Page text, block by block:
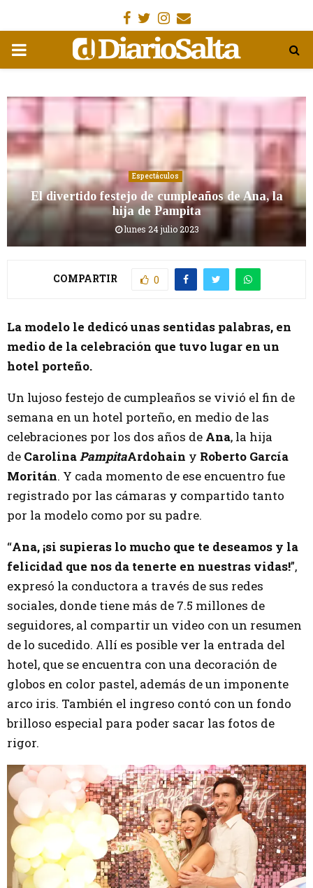
Facebook
Gorjeo
Instagram
Email
MENÚ
Espectáculos
El divertido festejo de cumpleaños de Ana, la
hija de Pampita
lunes 24 julio 2023
COMPARTIR 0
La modelo le dedicó unas sentidas palabras, en
medio de la celebración que tuvo lugar en un
hotel porteño.
Un lujoso festejo de cumpleaños se vivió el fin de
semana en un hotel porteño, en medio de las
celebraciones por los dos años de Ana, la hija
de CarolinaPampitaArdohain y Roberto García
Moritán. Y cada momento de ese encuentro fue
registrado por las cámaras y compartido tanto
por la modelo como por su padre.
“Ana, ¡si supieras lo mucho que te deseamos y la
felicidad que nos da tenerte en nuestras vidas!”,
expresó la conductora a través de sus redes
sociales, donde tiene más de 7.5 millones de
seguidores, al compartir un video con un resumen
de lo sucedido. Allí es posible ver la entrada del
hotel, que se encuentra con una decoración de
globos en color pastel, además de un imponente
arco iris. También el ingreso contó con un fondo
brilloso especial para poder sacar las fotos de
rigor.